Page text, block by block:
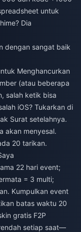
untuk
Dia
dengan sangat baik
Menghancurkan
(atau beberapa
salah ketik bisa
iOS? Tukarkan di
Surat setelahnya.
akan menyesal.
20 tarikan.
22 hari event;
= 3 multi;
Kumpulkan event
batas waktu 20
gratis F2P
setiap saat—